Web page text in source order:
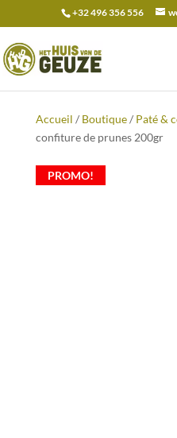
+32 496 356 556
pour :
Accueil / Boutique/ Paté &
confiture de prunes 200gr
PROMO!